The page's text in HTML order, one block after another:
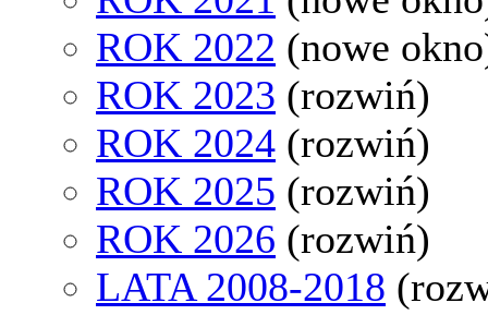
ROK 2022 (nowe
ROK 2023 (rozwiń)
ROK 2024 (rozwiń)
ROK 2025 (rozwiń)
ROK 2026 (rozwiń)
LATA 2008-2018